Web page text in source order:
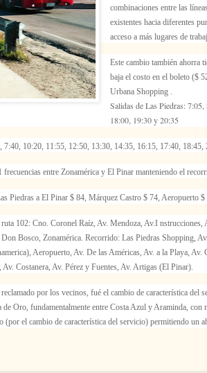
combinaciones entre las
existentes hacia diferentes
acceso a más lugares de
Este cambio también ahorra
baja el costo en el boleto ($
Urbana Shopping .
Salidas de Las Piedras:
18:00, 19:30 y 20:35
7:40, 10:20, 11:55, 12:50, 13:30, 14:35, 16:15, 17:40, 18:45,
frecuencias entre Zonamérica y El Pinar manteniendo el
Piedras a El Pinar $ 84, Márquez Castro $ 74, Aeropuerto
ruta 102: Cno. Coronel Raíz, Av. Mendoza, Av.I
Bosco, Zonamérica. Recorrido: Las Piedras Shopping,
Aeropuerto, Av. De las Américas, Av. a la Playa, Av.
Costanera, Av. Pérez y Fuentes, Av. Artigas (El Pinar).
por los vecinos, fué el cambio de característica del
Oro, fundamentalmente entre Costa Azul y Araminda, con
(por el cambio de característica del servicio) permitiendo un